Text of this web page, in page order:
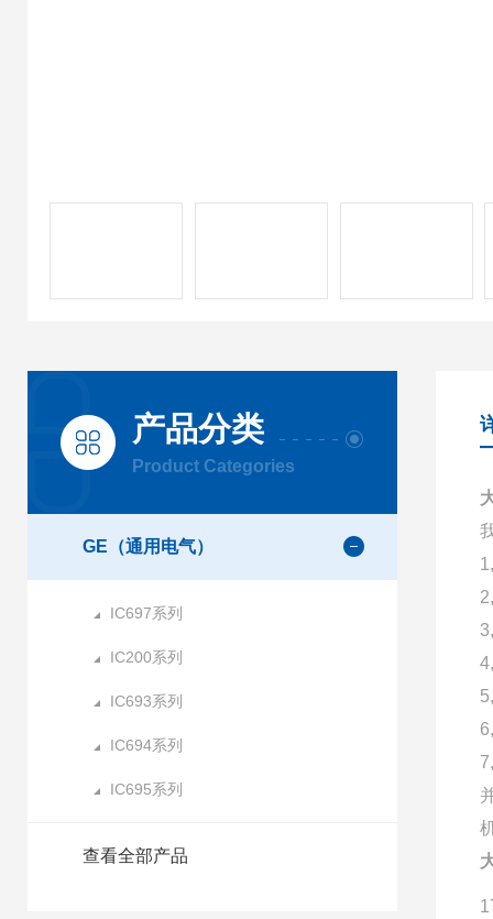
产品分类
Product Categories
GE（通用电气）
IC697系列
IC200系列
IC693系列
IC694系列
IC695系列
查看全部产品